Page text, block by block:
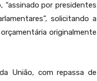
“assinado por presidentes
solicitando a
originalmente
União, com repassa de